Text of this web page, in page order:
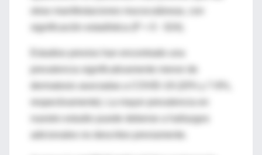
significación estadística (P = 0 · 024).
prevalencia significativamente menor de
respectivamente). La mayor prevalencia en
nuestro estudio puede deberse a hallazgos